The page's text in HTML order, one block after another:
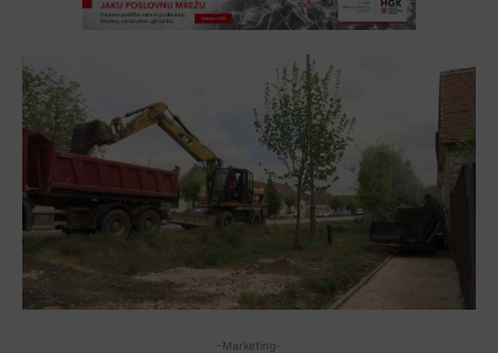
-Marketing-